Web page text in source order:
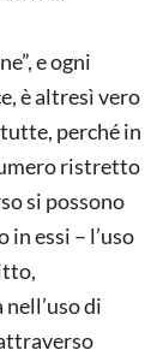
e ogni
è altresì vero
perché in
ristretto
si possono
essi – l’uso
di